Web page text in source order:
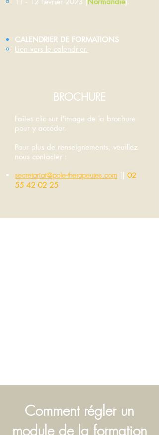
CALENDRIER DE FORMATIONS
Lien vers le calendrier.
BROCHURE
Faites clic sur l'image de la brochure
pour y accéder.
Pour plus de renseignements, veuillez
nous contacter :
secretariat@pole-therapeutes.com
02
55 42 02 25
Comment régler un
module de la formation